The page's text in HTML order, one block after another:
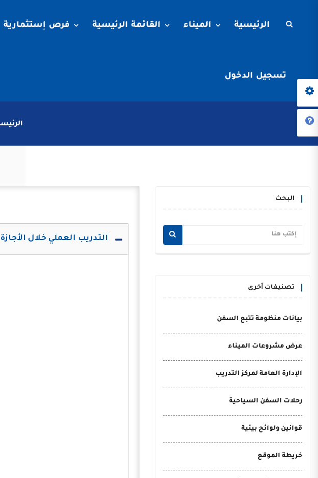
الرئيسية الميناء القائمة الرئيسية فرص إستثمارية
تسجيل الدخول
البحث
تصنيفات أخرى
بيانات منظومة تتبع السفن
عرض مشروعات الميناء
الإدارة العامة لمركز التدريب
رحلات السفن السياحية
قوانين ولوائح بيئية
خريطة الموقع
التدريب العملي خلال الأجازة